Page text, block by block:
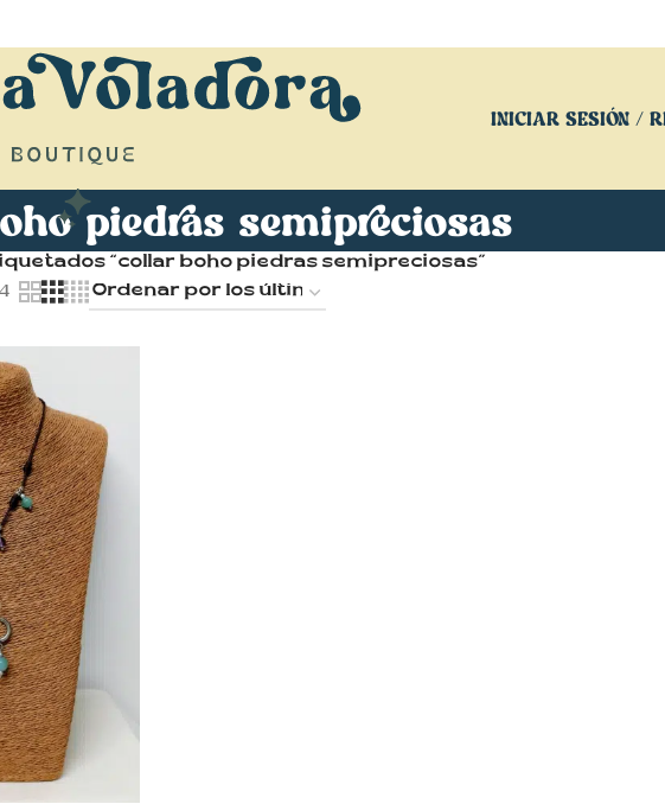
INICIAR SESIÓN /
piedras semipreciosas
“collar boho piedras semipreciosas”